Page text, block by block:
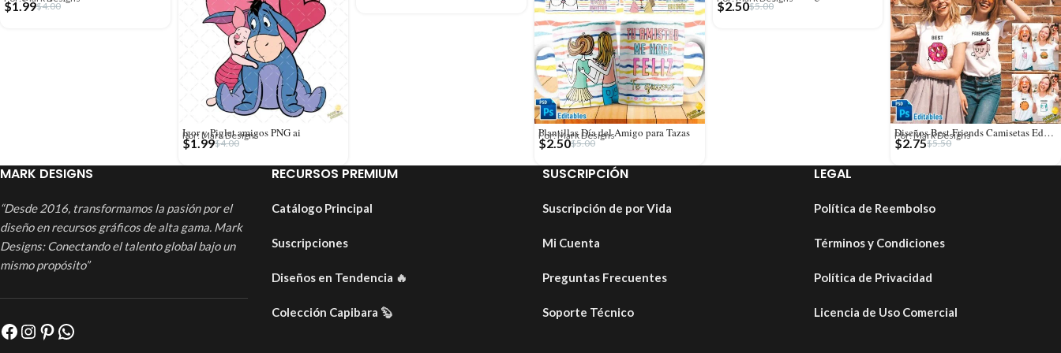
$4.00
$1.99
Igor y Piglet amigos PNG ai
Por: Mark Designs
$4.00
$1.99
Plantillas Día del Amigo para Tazas
Por: Mark Designs
$5.00
$2.50
$5.00
$2.50
Diseños Best Friends Camisetas Editables
Por: Mark Designs
$5.50
$2.75
MARK DESIGNS
“Desde 2016, transformamos la pasión por el
diseño en recursos gráficos de alta gama. Mark
Designs: Conectando el talento global bajo un
mismo propósito”
RECURSOS PREMIUM
Catálogo Principal
Suscripciones
Diseños en Tendencia 🔥
Colección Capibara 🦫
SUSCRIPCIÓN
Suscripción de por Vida
Mi Cuenta
Preguntas Frecuentes
Soporte Técnico
LEGAL
Política de Reembolso
Términos y Condiciones
Política de Privacidad
Licencia de Uso Comercial